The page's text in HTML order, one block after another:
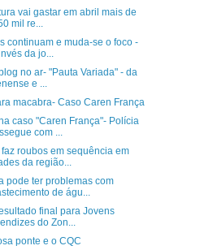
vai gastar em abril mais de
mil re...
continuam e muda-se o foco -
da jo...
no ar- "Pauta Variada" - da
e ...
macabra- Caso Caren França
caso "Caren França"- Polícia
com ...
roubos em sequência em
da região...
pode ter problemas com
de águ...
final para Jovens
do Zon...
ponte e o CQC